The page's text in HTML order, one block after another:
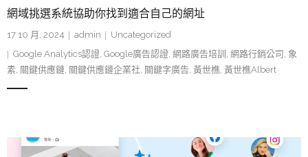
網域挑選系統協助你找到適合自己的網址
17 10 月, 2024 admin
Uncategorized
Google Analytics認證 Google廣告認證 網路廣告培訓 網路行銷公司 象
素 關鍵供應鏈 關鍵供應鏈企業社 關鍵字廣告 黃世樵 黃世樵Albert